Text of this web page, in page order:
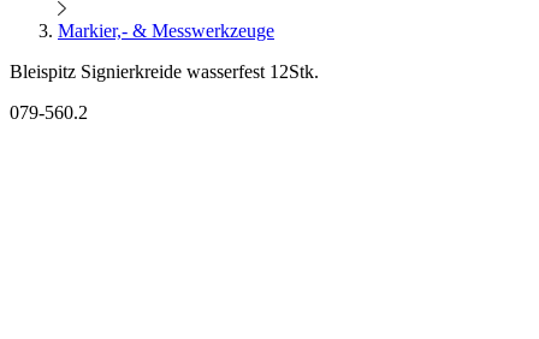
Markier,- & Messwerkzeuge
Bleispitz Signierkreide wasserfest 12Stk.
079-560.2